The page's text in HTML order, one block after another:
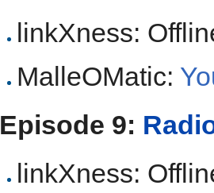
linkXness:
MalleOMatic:
Episode 9:
linkXness: